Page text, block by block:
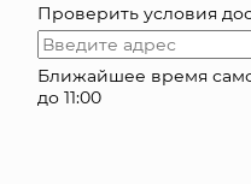
Проверить условия
Ближайшее время
до 11:00